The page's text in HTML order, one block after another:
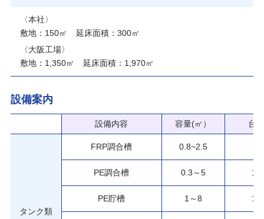
〈本社〉
敷地：150㎡
延床面積：300㎡
〈大阪工場〉
敷地：1,350㎡
延床面積：1,970㎡
設備案内
設備内容 容量(㎥） 台数
タンク類
FRP調合槽 0.8~2.5
PE調合槽 0.3～5 11
PE貯槽 1～8 14